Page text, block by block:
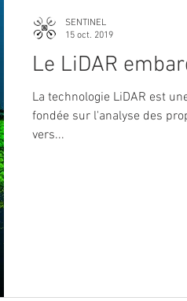
Le LiDAR
La technologie LiDAR est une technique de mesure à distance
fondée sur l'analyse des
vers...
SENTINEL
15 oct. 2019